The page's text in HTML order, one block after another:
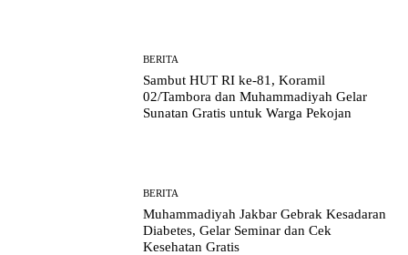
BERITA
Sambut HUT RI ke-81, Koramil
02/Tambora dan Muhammadiyah Gelar
Sunatan Gratis untuk Warga Pekojan
BERITA
Muhammadiyah Jakbar Gebrak Kesadaran
Diabetes, Gelar Seminar dan Cek
Kesehatan Gratis